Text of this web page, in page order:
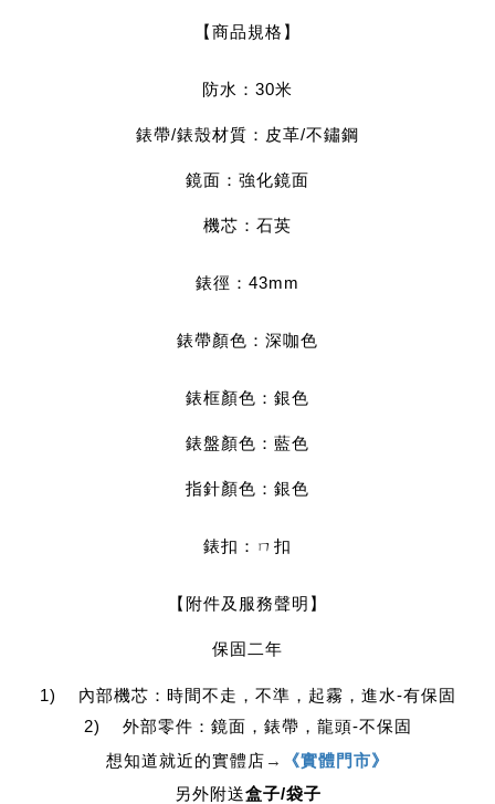
【商品規格】
防水：30米
錶帶/錶殼材質：皮革/不鏽鋼
鏡面：強化鏡面
機芯：石英
錶徑：43mm
錶帶顏色：深咖色
錶框顏色：銀色
錶盤顏色：藍色
指針顏色：銀色
錶扣：ㄇ扣
【附件及服務聲明】
保固二年
1) 內部機芯：時間不走，不準，起霧，進水-有保固
2) 外部零件：鏡面，錶帶，龍頭-不保固
想知道就近的實體店 →
《實體門市》
另外附送盒子/袋子